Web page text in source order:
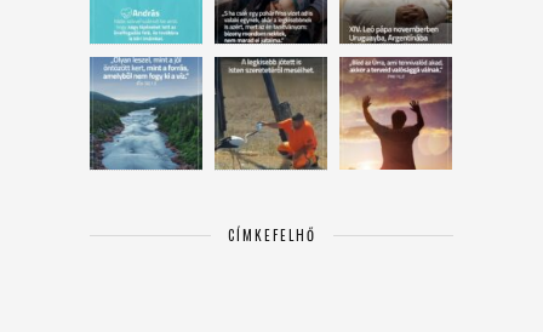
CÍMKEFELHŐ